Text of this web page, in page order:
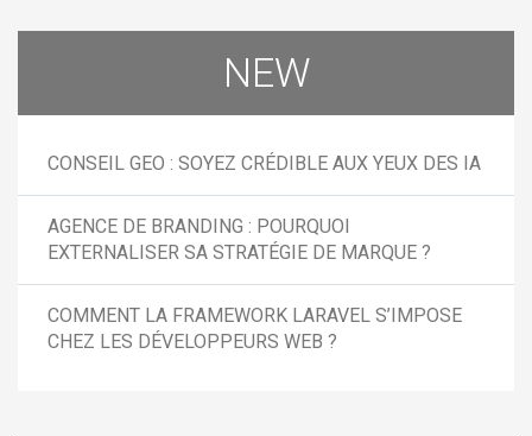
NEW
CONSEIL GEO : SOYEZ CRÉDIBLE AUX YEUX DES IA
AGENCE DE BRANDING : POURQUOI
EXTERNALISER SA STRATÉGIE DE MARQUE ?
COMMENT LA FRAMEWORK LARAVEL S’IMPOSE
CHEZ LES DÉVELOPPEURS WEB ?